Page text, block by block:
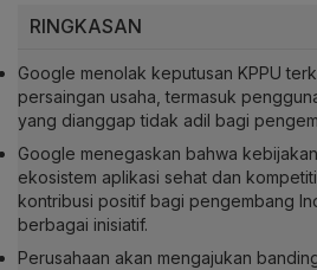
RINGKASAN
Google menolak keputusan KPPU
persaingan usaha, termasuk
yang dianggap tidak adil bagi
Google menegaskan bahwa
ekosistem aplikasi sehat dan
kontribusi positif bagi pengembang
berbagai inisiatif.
Perusahaan akan mengajukan